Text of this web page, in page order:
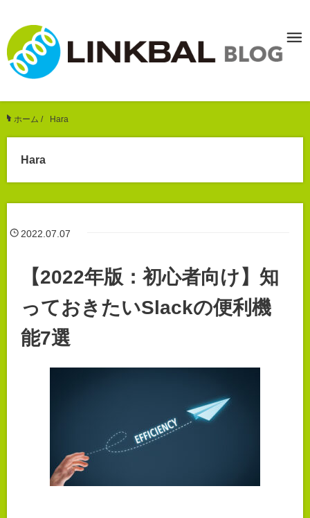
ホーム / Hara
Hara
2022.07.07
【2022年版：初心者向け】知
っておきたいSlackの便利機
能7選